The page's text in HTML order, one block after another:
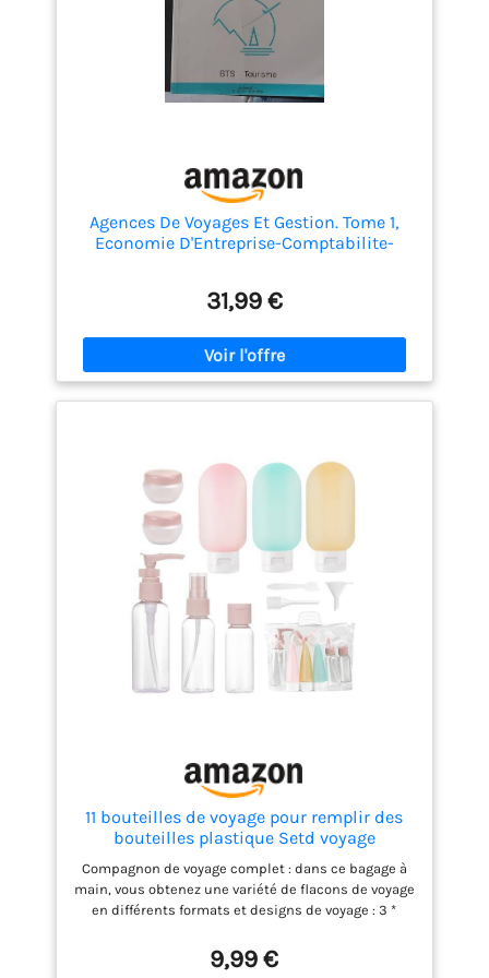
adressschild conviennent pour les bagages à main,
les sacs à main, les poussettes, les valises, les sacs
de voyage, etc. Elles sont idéales tant pour les
voyages de loisirs que pour les voyages d'affaires. 5
Etiquettes de Bagage : Vous recevrez 5 etiquettes
démarrer tous vos voyages!
Agences De Voyages Et Gestion. Tome 1,
Economie D'Entreprise-Comptabilite-
31,99 €
11 bouteilles de voyage pour remplir des
bouteilles plastique Setd voyage
Compagnon de voyage complet : dans ce bagage à
main, vous obtenez une variété de flacons de voyage
en différents formats et designs de voyage : 3 *
vaporiser, 1 * flacon à pompe avec couvercle, 1 *
flacon avec couvercle, 2 * pots à crème, 1 * cuillère, 1
9,99 €